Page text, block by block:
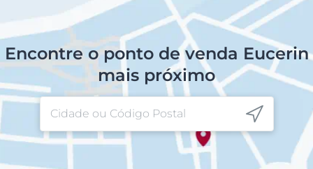
Encontre o ponto de venda Eucerin
mais próximo